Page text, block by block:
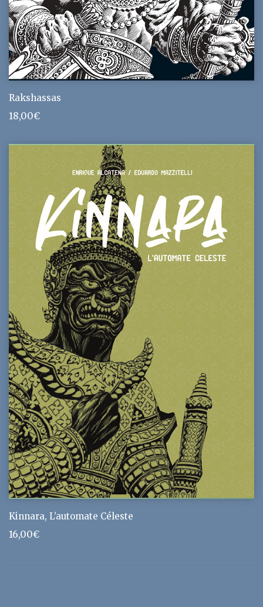
Rakshassas
18,00€
Kinnara, L’automate Céleste
16,00€